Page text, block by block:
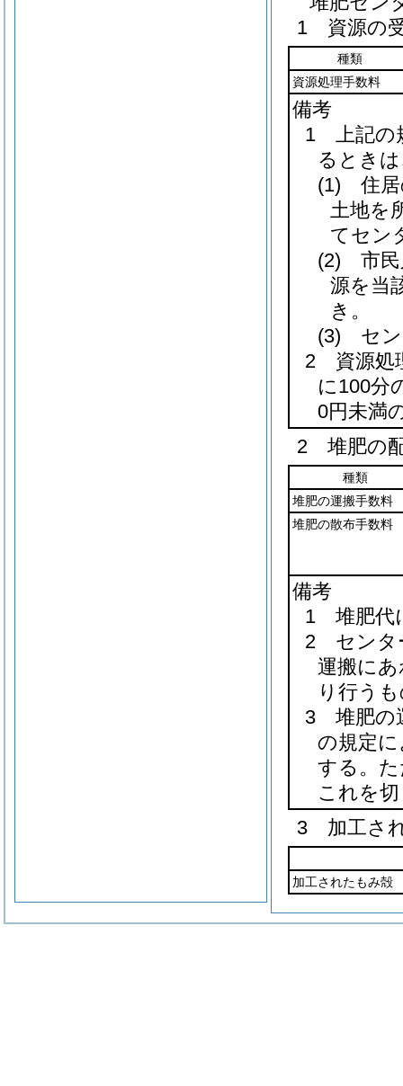
1 資源の
種類
資源処理手数料
備考
1 上記の
るとき
(1) 住居
土地を
てセン
(2) 市民
源を当
き。
(3) セン
2 資源処
に100分
0円未満
2 堆肥の
種類
堆肥の運搬手数料
堆肥の散布手数料
備考
1 堆肥代
2 センタ
運搬に
り行う
3 堆肥の
の規定
する。
これを
3 加工さ
加工されたもみ殻